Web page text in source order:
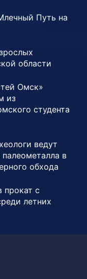
Путь на
области
Омск»
из
студента
ведут
в
обхода
прокат с
летних